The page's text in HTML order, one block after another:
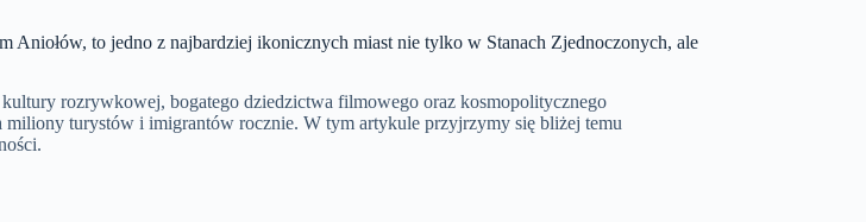
Aniołów, to jedno z najbardziej ikonicznych miast nie tylko w Stanach Zjednoczonych, ale
rozrywkowej, bogatego dziedzictwa filmowego oraz kosmopolitycznego
miliony turystów i imigrantów rocznie. W tym artykule przyjrzymy się bliżej temu